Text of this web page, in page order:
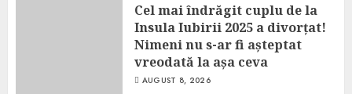
Cel mai îndrăgit cuplu de la
Insula Iubirii 2025 a divorțat!
Nimeni nu s-ar fi așteptat
vreodată la așa ceva
AUGUST 8, 2026